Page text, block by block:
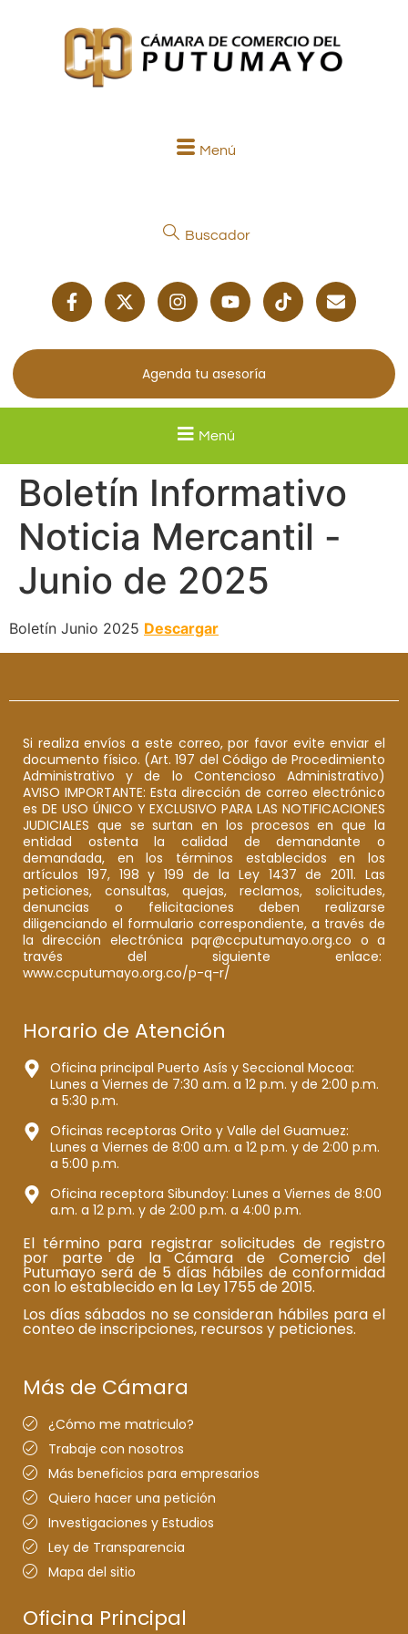
Menú
Buscador
Agenda tu asesoría
Menú
Boletín Informativo
Noticia Mercantil -
Junio de 2025
Boletín Junio 2025 Descargar
Si realiza envíos a este correo, por favor evite enviar el
documento físico. (Art. 197 del Código de Procedimiento
Administrativo y de lo Contencioso Administrativo)
AVISO IMPORTANTE: Esta dirección de correo electrónico
es DE USO ÚNICO Y EXCLUSIVO PARA LAS NOTIFICACIONES
JUDICIALES que se surtan en los procesos en que la
entidad ostenta la calidad de demandante o
demandada, en los términos establecidos en los
artículos 197, 198 y 199 de la Ley 1437 de 2011. Las
peticiones, consultas, quejas, reclamos, solicitudes,
denuncias o felicitaciones deben realizarse
diligenciando el formulario correspondiente, a través de
la dirección electrónica pqr@ccputumayo.org.co o a
través del siguiente enlace:
www.ccputumayo.org.co/p-q-r/
Horario de Atención
Oficina principal Puerto Asís y Seccional Mocoa:
Lunes a Viernes de 7:30 a.m. a 12 p.m. y de 2:00 p.m.
a 5:30 p.m.
Oficinas receptoras Orito y Valle del Guamuez:
Lunes a Viernes de 8:00 a.m. a 12 p.m. y de 2:00 p.m.
a 5:00 p.m.
Oficina receptora Sibundoy: Lunes a Viernes de 8:00
a.m. a 12 p.m. y de 2:00 p.m. a 4:00 p.m.
El término para registrar solicitudes de registro
por parte de la Cámara de Comercio del
Putumayo será de 5 días hábiles de conformidad
con lo establecido en la Ley 1755 de 2015.
Los días sábados no se consideran hábiles para el
conteo de inscripciones, recursos y peticiones.
Más de Cámara
¿Cómo me matriculo?
Trabaje con nosotros
Más beneficios para empresarios
Quiero hacer una petición
Investigaciones y Estudios
Ley de Transparencia
Mapa del sitio
Oficina Principal